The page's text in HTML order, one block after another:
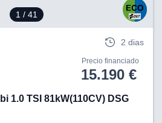
1 / 41
2 dias
Precio financiado
15.190 €
1.0 TSI 81kW(110CV) DSG